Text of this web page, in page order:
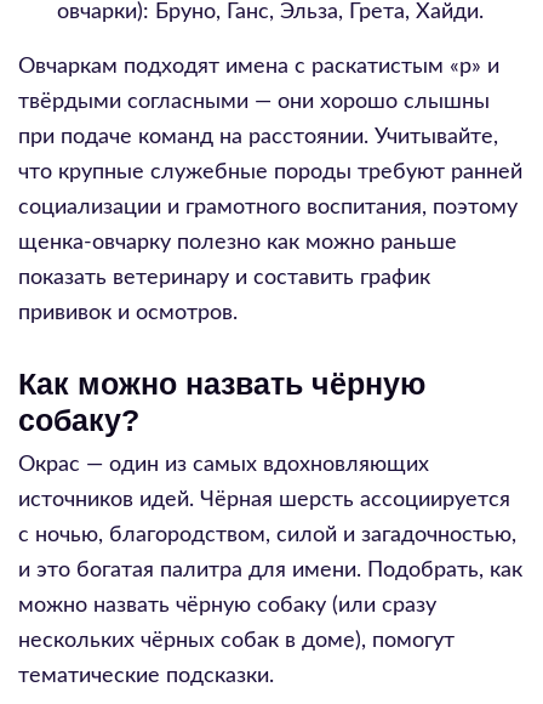
овчарки): Бруно, Ганс, Эльза, Грета, Хайди.
Овчаркам подходят имена с раскатистым «р» и
твёрдыми согласными — они хорошо слышны
при подаче команд на расстоянии. Учитывайте,
что крупные служебные породы требуют ранней
социализации и грамотного воспитания, поэтому
щенка-овчарку полезно как можно раньше
показать ветеринару и составить график
прививок и осмотров.
Как можно назвать чёрную
собаку?
Окрас — один из самых вдохновляющих
источников идей. Чёрная шерсть ассоциируется
с ночью, благородством, силой и загадочностью,
и это богатая палитра для имени. Подобрать, как
можно назвать чёрную собаку (или сразу
нескольких чёрных собак в доме), помогут
тематические подсказки.